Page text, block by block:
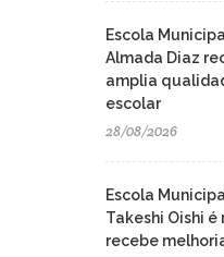
Escola
Almada Diaz
amplia
escolar
28/08/2026
Escola
Takeshi Oishi
recebe